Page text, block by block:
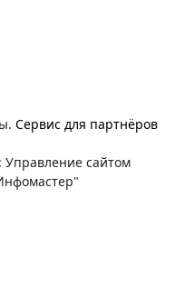
Сервис для партнёров
Управление сайтом